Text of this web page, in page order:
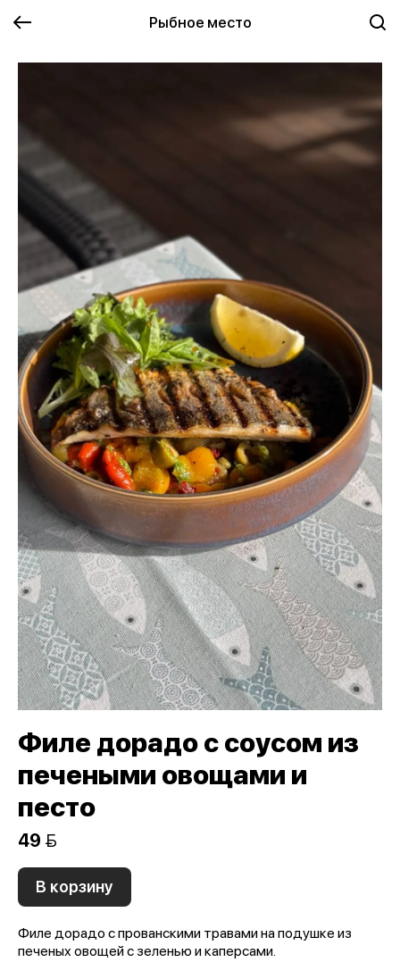
Рыбное место
Филе дорадо с соусом из
печеными овощами и
песто
49 
В корзину
Филе дорадо с прованскими травами на подушке из
печеных овощей с зеленью и каперсами.